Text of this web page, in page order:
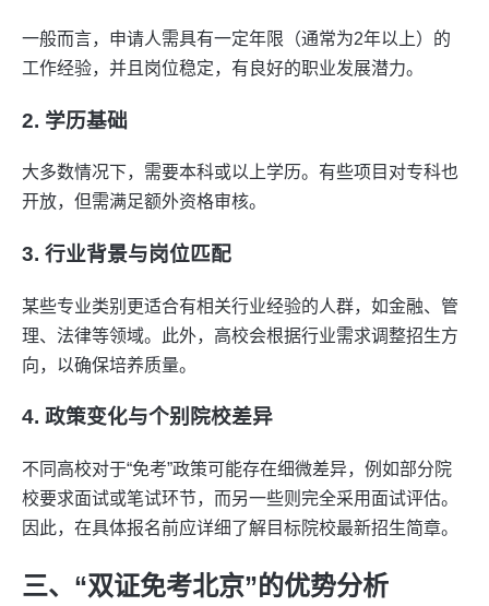
一般而言，申请人需具有一定年限（通常为2年以上）的
工作经验，并且岗位稳定，有良好的职业发展潜力。
2. 学历基础
大多数情况下，需要本科或以上学历。有些项目对专科也
开放，但需满足额外资格审核。
3. 行业背景与岗位匹配
某些专业类别更适合有相关行业经验的人群，如金融、管
理、法律等领域。此外，高校会根据行业需求调整招生方
向，以确保培养质量。
4. 政策变化与个别院校差异
不同高校对于“免考”政策可能存在细微差异，例如部分院
校要求面试或笔试环节，而另一些则完全采用面试评估。
因此，在具体报名前应详细了解目标院校最新招生简章。
三、“双证免考北京”的优势分析